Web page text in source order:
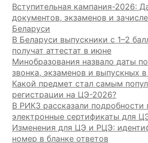
Вступительная кампания-2026:
документов, экзаменов и
Беларуси
В Беларуси выпускники с 1–2
получат аттестат в июне
Минобразования назвало даты
звонка, экзаменов и выпускных
Какой предмет стал самым
регистрации на ЦЭ-2026?
В РИКЗ рассказали подробности
электронные сертификаты для
Изменения для ЦЭ и РЦЭ:
номер в бланке ответов